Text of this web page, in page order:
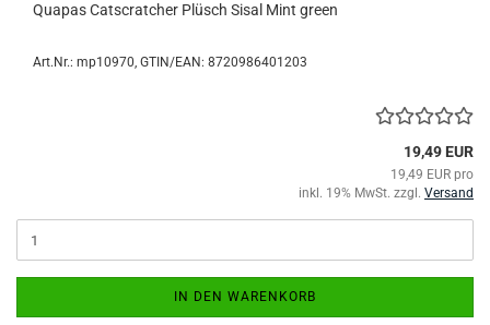
Quapas Catscratcher Plüsch Sisal Mint green
Art.Nr.: mp10970 GTIN/EAN: 8720986401203
19,49 EUR
19,49 EUR pro
inkl. 19% MwSt. zzgl. Versand
IN DEN WARENKORB